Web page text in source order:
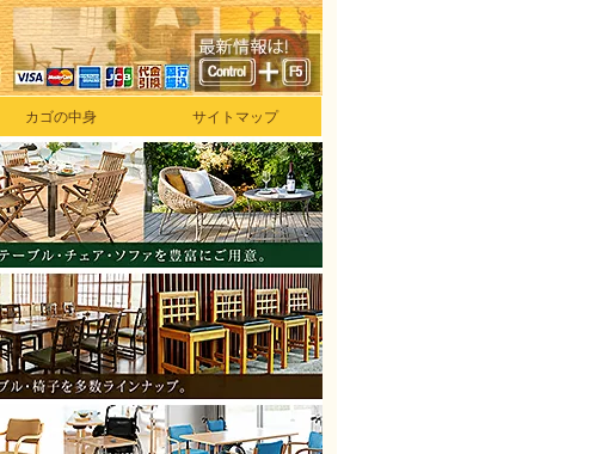
カゴの中身 サイトマップ